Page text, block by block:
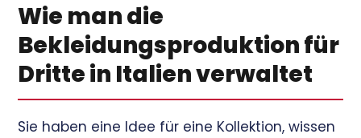
Wie man die
Bekleidungsproduktion für
Dritte in Italien verwaltet
Sie haben eine Idee für eine Kollektion, wissen